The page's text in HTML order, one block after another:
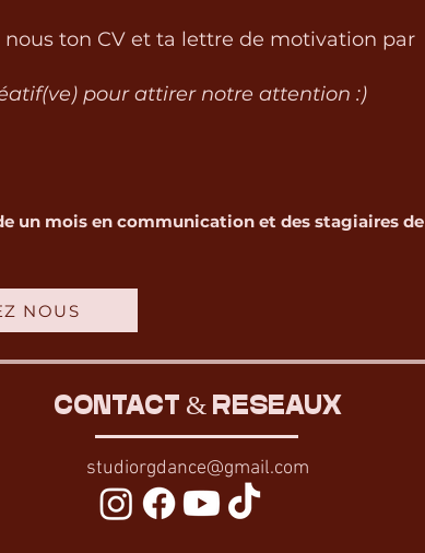
nous ton CV et ta lettre de motivation par
pour attirer notre attention :)
un mois en communication et des stagiaires de
NOUS
CONTACT & RESEAUX
studiorgdance@gmail.com